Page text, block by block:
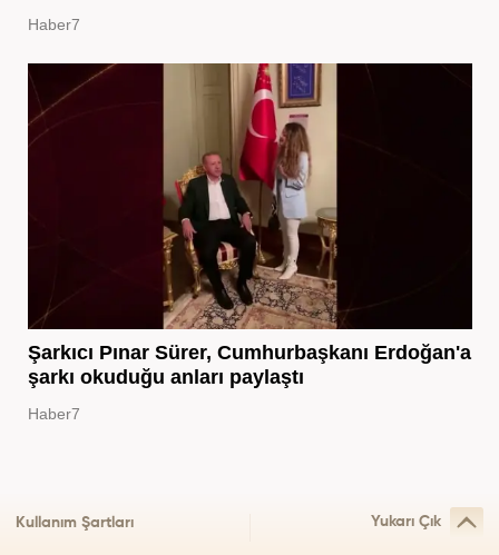
Haber7
Şarkıcı Pınar Sürer, Cumhurbaşkanı Erdoğan'a
şarkı okuduğu anları paylaştı
Haber7
Kullanım Şartları Yukarı Çık